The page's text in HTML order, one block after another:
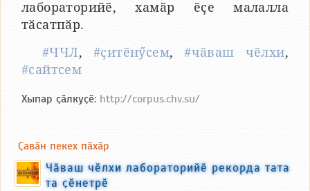
лабораторийӗ, хамӑр ӗҫе малалла
тӑсатпӑр.
#ЧЧЛ, #ҫитӗнӳсем,#чӑваш чӗлхи,
#сайтсем
Хыпар ҫӑлкуҫӗ: http://corpus.chv.su/
Ҫавӑн пекех пӑхӑр
Чӑваш чӗлхи лабораторийӗ рекорда тата
та ҫӗнетрӗ